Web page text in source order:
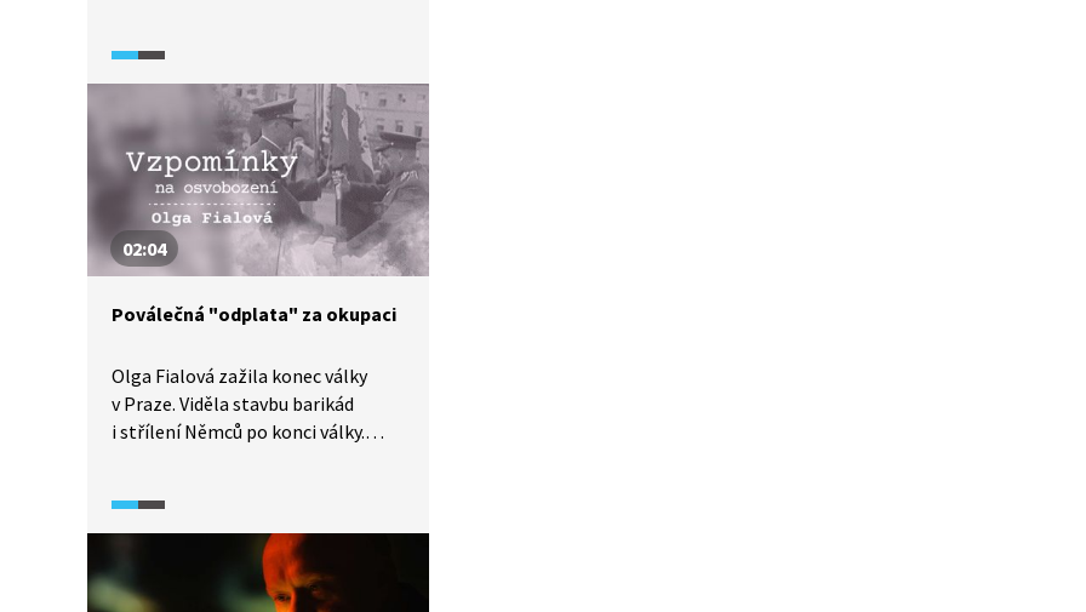
zbraně od sovětských vojsk, jde
02:04
Poválečná "odplata" za okupaci
Olga Fialová zažila konec války
v Praze. Viděla stavbu barikád
i střílení Němců po konci války.
lidem to bylo jedno a nedělali
rozdíly mezi vojáky wehrmachtu
a esesáky. Silným zážitkem pro ni
zůstala vzpomínka na poválečné